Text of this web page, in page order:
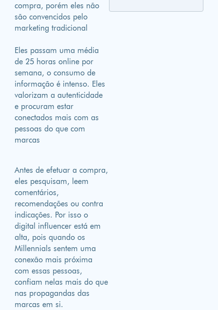
compra, porém eles não
são convencidos pelo
marketing tradicional
Eles passam uma média
de 25 horas online por
semana, o consumo de
informação é intenso. Eles
valorizam a autenticidade
e procuram estar
conectados mais com as
pessoas do que com
marcas
Antes de efetuar a compra,
eles pesquisam, leem
comentários,
recomendações ou contra
indicações. Por isso o
digital influencer está em
alta, pois quando os
Millennials sentem uma
conexão mais próxima
com essas pessoas,
confiam nelas mais do que
nas propagandas das
marcas em si.